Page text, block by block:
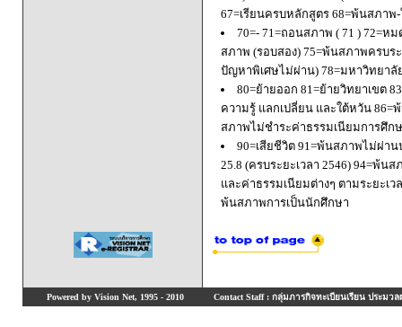
67=เรียนครบหลักสูตร 68=พ้นสภา
70=- 71=ถอนสภาพ ( 71 ) 72=
สภาพ (รอบสอง) 75=พ้นสภาพครบ
ปัญหาพิเศษไม่ผ่าน) 78=มหาวิทยา
80=ย้ายออก 81=ย้ายวิทยาเขต
ความรู้ แลกเปลี่ยน และใต้หวัน
สภาพไม่ชำระค่าธรรมเนียมการศึก
90=เสียชีวิต 91=พ้นสภาพไม่ผ่า
25.8 (ครบระยะเวลา 2546) 94=พ้
และค่าธรรมเนียมต่างๆ ตามระยะเ
พ้นสภาพการเป็นนักศึกษา
Powered by Vision Net, 1995 - 2010 Contact Staff : กลุ่มภารกิจทะเบียนเรียน ประมวล